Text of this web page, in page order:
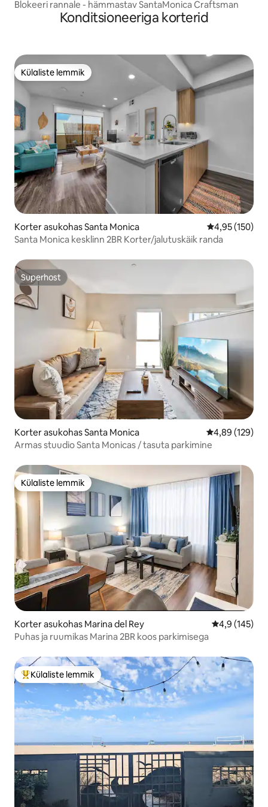
Blokeeri rannale - hämmastav SantaMonica Craftsman
Konditsioneeriga korterid
Külaliste lemmik
Külaliste lemmik
Korter asukohas Santa Monica Keskmine
4,95 (150)
Santa Monica kesklinn 2BR Korter/jalutuskäik randa
Superhost
Superhost
Korter asukohas Santa Monica Keskmine
4,89 (129)
Armas stuudio Santa Monicas / tasuta parkimine
Külaliste lemmik
Külaliste lemmik
Korter asukohas Marina del Rey Keskmine
4,9 (145)
Puhas ja ruumikas Marina 2BR koos parkimisega
Külaliste suur lemmik
Külaliste lemmik